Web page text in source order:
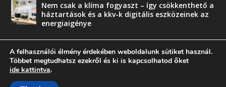
Nem csak a klíma fogyaszt – így csökkenthető a
háztartások és a kkv-k digitális eszközeinek az
energiaigénye
A felhasználói élmény érdekében weboldalunk sütiket használ.
Többet megtudhatsz ezekről és ki is kapcsolhatod őket
ide kattintva.